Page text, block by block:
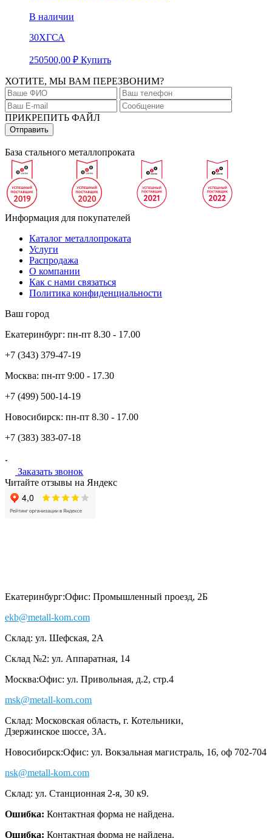
В наличии
30ХГСА
250500,00 ₽ Купить
ХОТИТЕ, МЫ ВАМ ПЕРЕЗВОНИМ?
ПРИКРЕПИТЬ ФАЙЛ
База стального металлопроката
Информация для покупателей
Каталог металлопроката
Услуги
Распродажа
О компании
Как с нами связаться
Политика конфиденциальности
Ваш город
Екатеринбург: пн-пт 8.30 - 17.00
+7 (343) 379-47-19
Москва: пн-пт 9:00 - 17.30
+7 (499) 500-14-19
Новосибирск: пн-пт 8.30 - 17.00
+7 (383) 383-07-18
Заказать звонок
Читайте отзывы на Яндекс
Екатеринбург:Офис: Промышленный проезд, 2Б
ekb@metall-kom.com
Склад: ул. Шефская, 2А
Склад №2: ул. Аппаратная, 14
Москва:Офис: ул. Привольная, д.2, стр.4
msk@metall-kom.com
Склад: Московская область, г. Котельники,
Дзержинское шоссе, 3А.
Новосибирск:Офис: ул. Вокзальная магистраль, 16, оф 702-704
nsk@metall-kom.com
Склад: ул. Станционная 2-я, 30 к9.
Ошибка: Контактная форма не найдена.
Ошибка: Контактная форма не найдена.